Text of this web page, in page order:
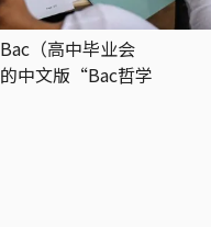
（高中毕业会
中文版“Bac哲学